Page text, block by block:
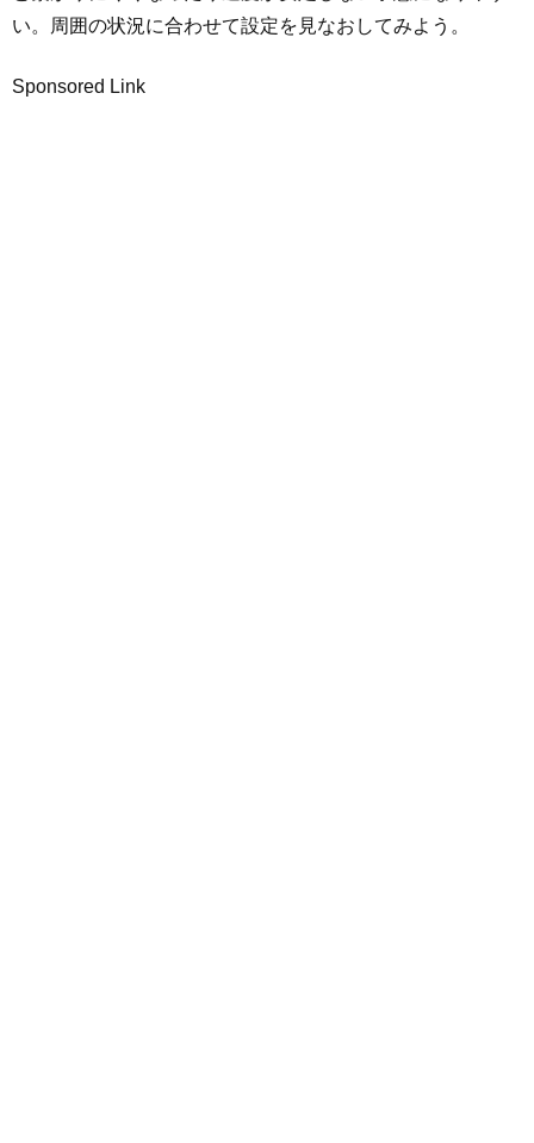
い。周囲の状況に合わせて設定を見なおしてみよう。
Sponsored Link